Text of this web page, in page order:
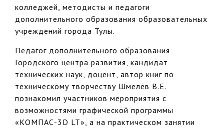
колледжей, методисты и педагоги
дополнительного образования образовательных
учреждений города Тулы.
Педагог дополнительного образования
Городского центра развития, кандидат
технических наук, доцент, автор книг по
техническому творчеству Шмелёв В.Е.
познакомил участников мероприятия с
возможностями графической программы
«КОМПАС-3D LT», а на практическом занятии